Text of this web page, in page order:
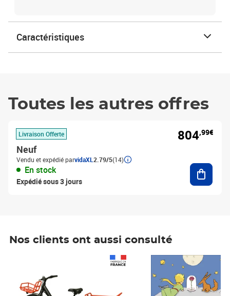
Caractéristiques
Toutes les autres offres
Livraison Offerte
Neuf
Vendu et expédié parvidaXL 2.79/5(14)
En stock
Expédié sous 3 jours
804,99€
Nos clients ont aussi consulté
Prix 7,50€